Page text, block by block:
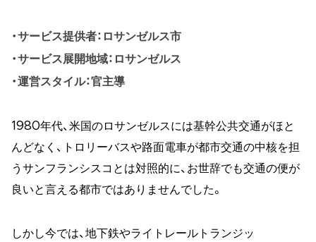
サービス提供者：ロサンゼルス市
サービス展開地域：ロサンゼルス
運営スタイル：官主導
1980年代、米国のロサンゼルスには基幹公共交通がほと
んどなく、トロリーバスや路面電車が都市交通の中核を担
うサンフランシスコとは対照的に、お世辞でも交通の便が
良いと言える都市ではありませんでした。
しかし今では、地下鉄やライトレールトランジッ